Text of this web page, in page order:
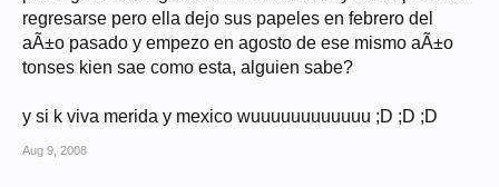
regresarse pero ella dejo sus papeles en febrero del
aÃ±o pasado y empezo en agosto de ese mismo aÃ±o
tonses kien sae como esta, alguien sabe?
y si k viva merida y mexico wuuuuuuuuuuuu ;D ;D ;D
Aug 9, 2008